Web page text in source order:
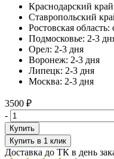
Краснодарский
Ставропольский
Ростовская область:
Подмосковье: 2-3
Орел: 2-3 дня
Воронеж: 2-3 дня
Липецк: 2-3 дня
Москва: 2-3 дня
3500 ₽
-
Купить
Купить в 1 клик
Доставка до ТК в день